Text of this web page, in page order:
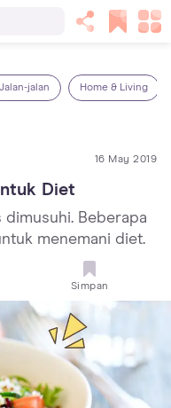
Jalan-jalan Home & Living
16 May 2019
Diet
Beberapa
menemani diet.
Simpan